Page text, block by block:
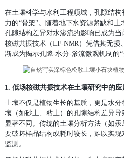
在土壤科学与水利工程领域， 孔隙结构
力的“骨架"。随着地下水资源紧缺和土
孔隙结构差异对水渗流的影响已成为当
核磁共振技术（LF-NMR） 凭借其无损
渐成为揭示孔隙-水分-渗流微观机制的“
1. 低场核磁共振技术在土壤研究中的应
土壤不仅是植物生长的基质，更是水
壤（如砂土、粘土）的孔隙结构差异
显著不同。传统的土壤分析方法（如
要破坏样品结构或耗时较长，难以实
监测。